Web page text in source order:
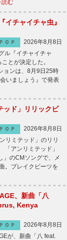
読む
イチャイチャ虫』
ＯＰ
2026年8月8日
ル『イチャイチャ
ことが決定した。
ョンは、8月9日25時
いましょう』で発表
ッド」リリックビ
ＯＰ
2026年8月8日
リミテッド」のリリ
アンリミテッド」
」のCMソングで、メ
。ブレイクビーツを
、新曲「八
Kenya
ＯＰ
2026年8月8日
が、新曲「八 feat.